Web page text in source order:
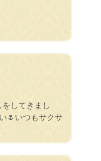
してきまし
🌷いつもサクサ